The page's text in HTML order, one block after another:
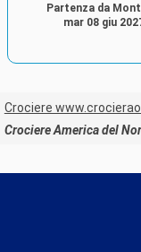
Partenza da
mar 08 giu
Crociere
Crociere America del